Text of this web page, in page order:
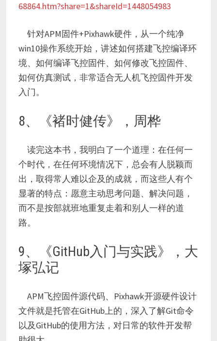
68864.htm?share=1&shareId=1448054983
针对APM固件+Pixhawk硬件，从一个纯净
win10操作系统开始，讲述如何搭建飞控编译环
境、如何编译飞控固件、如何修改飞控固件、
如何仿真测试，非常适合无人机飞控固件开发
入门。
8、《褚时健传》，周桦
读完这本书，我明白了一个道理：在任何一
个时代，在任何环境情况下，总会有人脱颖而
出，取得常人难以企及的成就，而这些人有个
显著的特点：愿意主动思考问题、解决问题，
而不是按部就班地重复走着和别人一样的道
路。
9、《GitHub入门与实践》，大
塚弘记
APM飞控固件源代码、Pixhawk开源硬件设计
文件就是托管在GitHub上的，深入了解Git命令
以及GitHub的使用方法，对日常的软件开发帮